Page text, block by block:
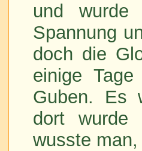
und wurde
Spannung
doch die
einige
Guben. Es
dort
wusste